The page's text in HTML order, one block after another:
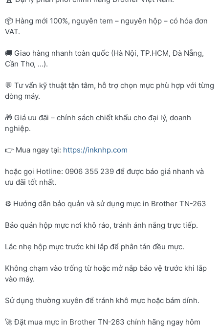
📦 Hàng mới 100%, nguyên tem – nguyên hộp – có hóa đơn
VAT.
🚚 Giao hàng nhanh toàn quốc (Hà Nội, TP.HCM, Đà Nẵng,
Cần Thơ, …).
💬 Tư vấn kỹ thuật tận tâm, hỗ trợ chọn mực phù hợp với từng
dòng máy.
🎁 Giá ưu đãi – chính sách chiết khấu cho đại lý, doanh
nghiệp.
👉 Mua ngay tại: https://inknhp.com
hoặc gọi Hotline: 0906 355 239 để được báo giá nhanh và
ưu đãi tốt nhất.
⚙️ Hướng dẫn bảo quản và sử dụng mực in Brother TN-263
Bảo quản hộp mực nơi khô ráo, tránh ánh nắng trực tiếp.
Lắc nhẹ hộp mực trước khi lắp để phân tán đều mực.
Không chạm vào trống từ hoặc mở nắp bảo vệ trước khi lắp
vào máy.
Sử dụng thường xuyên để tránh khô mực hoặc bám dính.
🚀 Đặt mua mực in Brother TN-263 chính hãng ngay hôm